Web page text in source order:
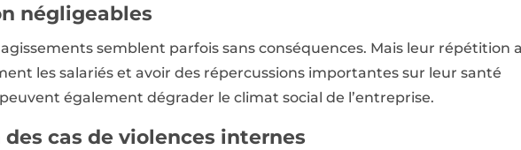
négligeables
semblent parfois sans conséquences. Mais leur répétition
les salariés et avoir des répercussions importantes sur leur santé
également dégrader le climat social de l’entreprise.
cas de violences internes